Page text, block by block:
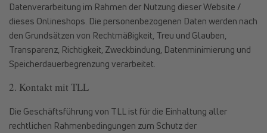
Datenverarbeitung im Rahmen der Nutzung dieser Website /
dieses Onlineshops. Die personenbezogenen Daten werden nach
den Grundsätzen von Rechtmäßigkeit, Treu und Glauben,
Transparenz, Richtigkeit, Zweckbindung, Datenminimierung und
Speicherdauerbegrenzung verarbeitet.
2. Kontakt mit TLL
Die Geschäftsführung von TLL ist für die Einhaltung aller
rechtlichen Rahmenbedingungen zum Schutz der